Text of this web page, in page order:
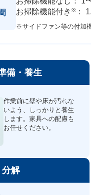
お掃除機能付き ※ ：
※サイドファン等の付加
備・養生
作業前に壁や床が汚れな
いよう、しっかりと養生
します。家具への配慮も
お任せください。
分解